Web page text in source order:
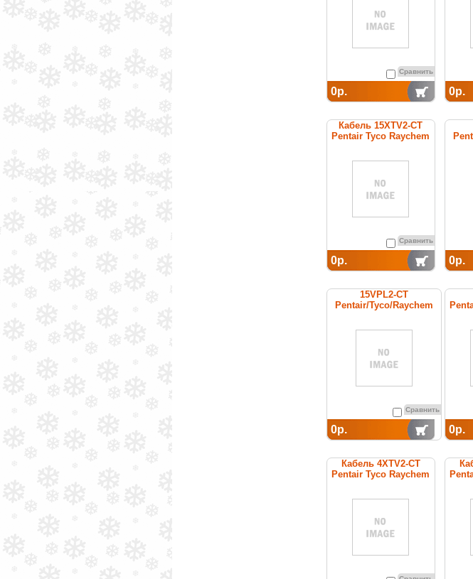
Сравнить
0р. 0р.
Кабель 15XTV2-CT
Pentair Tyco Raychem
Сравнить
0р. 0р.
15VPL2-CT
Pentair/Tyco/Raychem
Сравнить
0р. 0р.
Кабель 4XTV2-CT
Pentair Tyco Raychem